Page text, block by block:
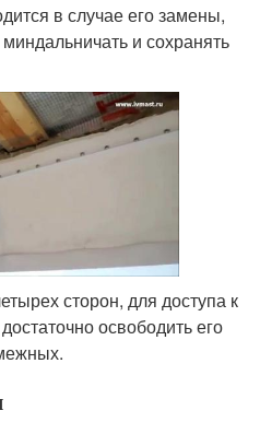
в случае его замены,
и сохранять
сторон, для доступа к
освободить его